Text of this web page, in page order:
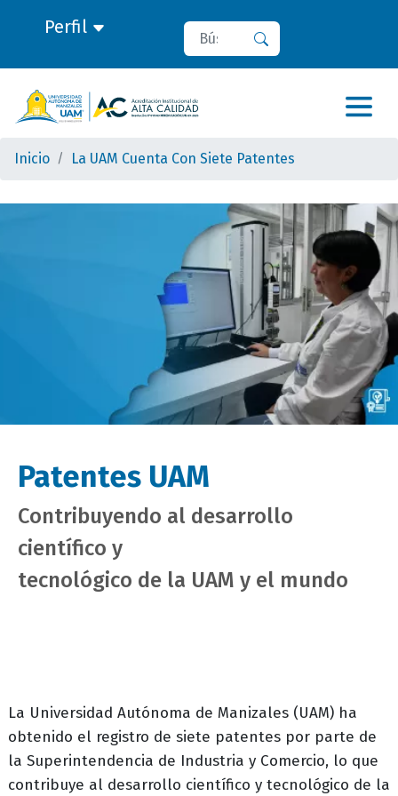
Perfil Buscar
Inicio La UAM Cuenta Con Siete Patentes
Patentes UAM
Contribuyendo al desarrollo
científico y
tecnológico de la UAM y el mundo
La Universidad Autónoma de Manizales (UAM) ha
obtenido el registro de siete patentes por parte de
la Superintendencia de Industria y Comercio, lo que
contribuye al desarrollo científico y tecnológico de la